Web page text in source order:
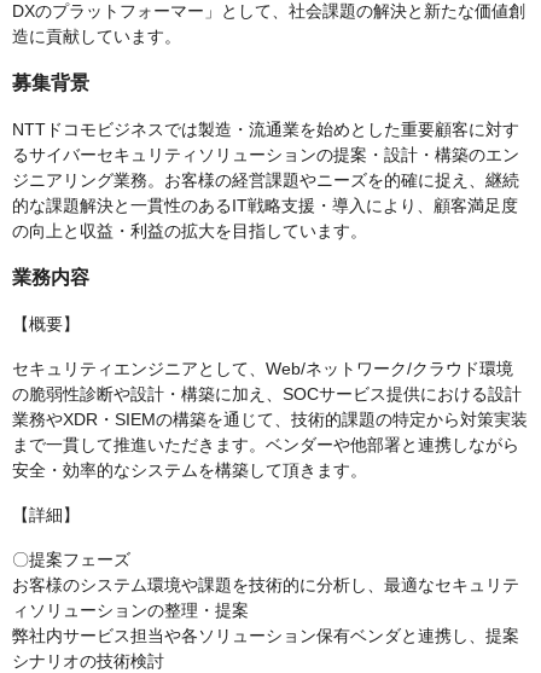
DXのプラットフォーマー」として、社会課題の解決と新たな価値創
造に貢献しています。
募集背景
NTTドコモビジネスでは製造・流通業を始めとした重要顧客に対す
るサイバーセキュリティソリューションの提案・設計・構築のエン
ジニアリング業務。お客様の経営課題やニーズを的確に捉え、継続
的な課題解決と一貫性のあるIT戦略支援・導入により、顧客満足度
の向上と収益・利益の拡大を目指しています。
業務内容
【概要】
セキュリティエンジニアとして、Web/ネットワーク/クラウド環境
の脆弱性診断や設計・構築に加え、SOCサービス提供における設計
業務やXDR・SIEMの構築を通じて、技術的課題の特定から対策実装
まで一貫して推進いただきます。ベンダーや他部署と連携しながら
安全・効率的なシステムを構築して頂きます。
【詳細】
〇提案フェーズ
お客様のシステム環境や課題を技術的に分析し、最適なセキュリテ
ィソリューションの整理・提案
弊社内サービス担当や各ソリューション保有ベンダと連携し、提案
シナリオの技術検討